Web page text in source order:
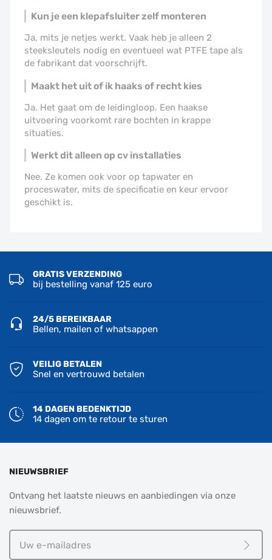
Kun je een klepafsluiter zelf monteren
Ja, mits je netjes werkt. Vaak heb je alleen 2
steeksleutels nodig en eventueel wat PTFE tape als
de fabrikant dat voorschrijft.
Maakt het uit of ik haaks of recht kies
Ja. Het gaat om de leidingloop. Een haakse
uitvoering voorkomt rare bochten in krappe
situaties.
Werkt dit alleen op cv installaties
Nee. Ze komen ook voor op tapwater en
proceswater, mits de specificatie en keur ervoor
geschikt is.
GRATIS VERZENDING
bij bestelling vanaf 125 euro
24/5 BEREIKBAAR
Bellen, mailen of whatsappen
VEILIG BETALEN
Snel en vertrouwd betalen
14 DAGEN BEDENKTIJD
14 dagen om te retour te sturen
NIEUWSBRIEF
Ontvang het laatste nieuws en aanbiedingen via onze
nieuwsbrief.